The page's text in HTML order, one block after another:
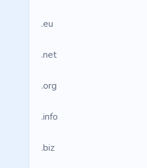
.eu
.net
.org
.info
.biz